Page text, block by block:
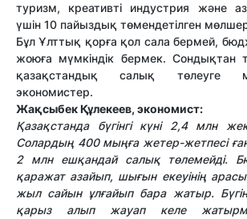
туризм, креативті индустрия және
үшін 10 пайыздық төмендетілген
Бұл Ұлттық қорға қол сала бермей,
жоюға мүмкіндік бермек. Сондықтан
қазақстандық салық төлеуге
экономистер.
Жақсыбек Құлекеев, экономист:
Қазақстанда бүгінгі күні 2,4 млн
Солардың 400 мыңға жетер-жетпесі
2 млн ешқандай салық төлемейді.
қаражат азайып, шығын екеуінің
жыл сайын ұлғайып бара жатыр.
қарыз алып жауап келе